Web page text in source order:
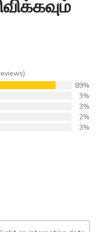
89%
3%
3%
2%
3%